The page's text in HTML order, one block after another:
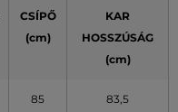
CSÍPŐ
(cm)
KAR
HOSSZÚSÁG
(cm)
85 83,5